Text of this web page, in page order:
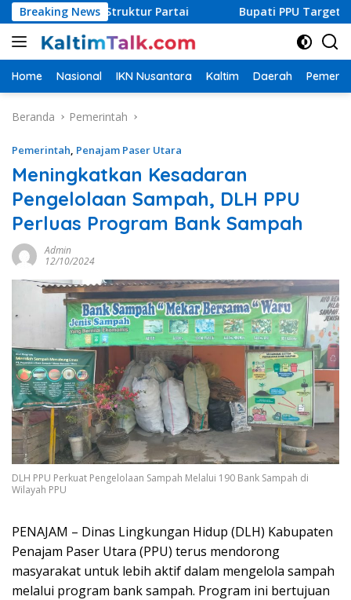
Langsung
ke
konten
Breaking News
Struktur Partai Bupati PPU Targetkan Cakupan
Home Nasional IKN Nusantara Kaltim Daerah
Beranda Pemerintah
Pemerintah, Penajam Paser Utara
Meningkatkan Kesadaran
Pengelolaan Sampah, DLH PPU
Perluas Program Bank Sampah
Admin
12/10/2024
DLH PPU Perkuat Pengelolaan Sampah Melalui 190 Bank Sampah di
Wilayah PPU
PENAJAM – Dinas Lingkungan Hidup (DLH) Kabupaten
Penajam Paser Utara (PPU) terus mendorong
masyarakat untuk lebih aktif dalam mengelola sampah
melalui program bank sampah. Program ini bertujuan